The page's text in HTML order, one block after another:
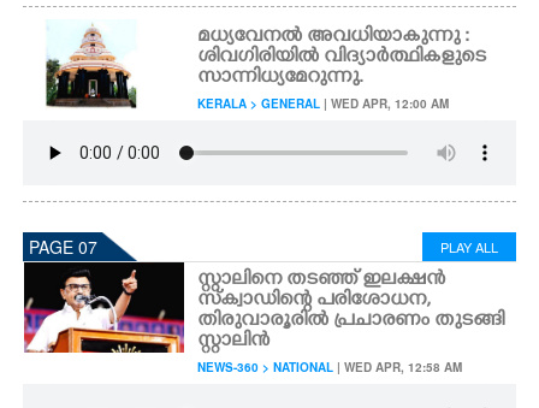
മധ്യവേനൽ അവധിയാകുന്നു :
ശിവഗിരിയിൽ വിദ്യാർത്ഥികളുടെ
സാന്നിധ്യമേറുന്നു.
KERALA > GENERAL | WED APR, 12:00 AM
PAGE 07 PLAY ALL
സ്റ്റാലിനെ തടഞ്ഞ് ഇലക്ഷൻ
സ്ക്വാഡിന്റെ പരിശോധന,
തിരുവാരൂരിൽ പ്രചാരണം തുടങ്ങി
സ്റ്റാലിൻ
NEWS-360 > NATIONAL | WED APR, 12:58 AM